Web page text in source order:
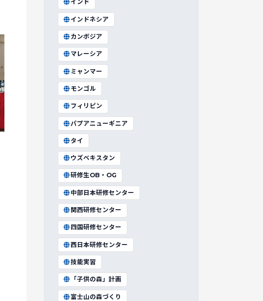
インド
インドネシア
カンボジア
マレーシア
ミャンマー
モンゴル
フィリピン
パプアニューギニア
タイ
ウズベキスタン
研修生OB・OG
中部日本研修センター
関西研修センター
四国研修センター
西日本研修センター
技能実習
「子供の森」計画
富士山の森づくり